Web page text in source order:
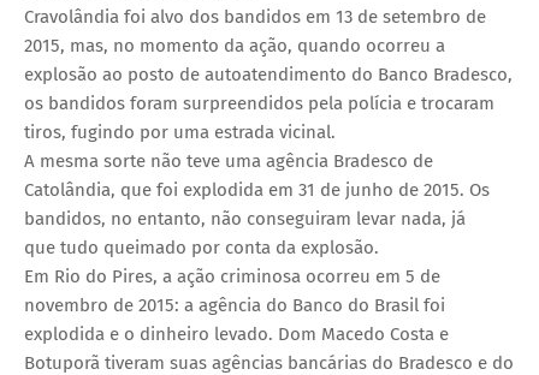
Cravolândia foi alvo dos bandidos em 13 de setembro de
2015, mas, no momento da ação, quando ocorreu a
explosão ao posto de autoatendimento do Banco Bradesco,
os bandidos foram surpreendidos pela polícia e trocaram
tiros, fugindo por uma estrada vicinal.
A mesma sorte não teve uma agência Bradesco de
Catolândia, que foi explodida em 31 de junho de 2015. Os
bandidos, no entanto, não conseguiram levar nada, já
que tudo queimado por conta da explosão.
Em Rio do Pires, a ação criminosa ocorreu em 5 de
novembro de 2015: a agência do Banco do Brasil foi
explodida e o dinheiro levado. Dom Macedo Costa e
Botuporã tiveram suas agências bancárias do Bradesco e do